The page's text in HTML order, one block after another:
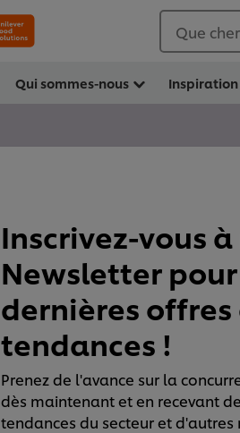
Que
Qui sommes-nous Inspiration
Inscrivez-vous
Newsletter
dernières offres
tendances !
Prenez de l'avance sur la
dès maintenant et en recevant
tendances du secteur et d'autres